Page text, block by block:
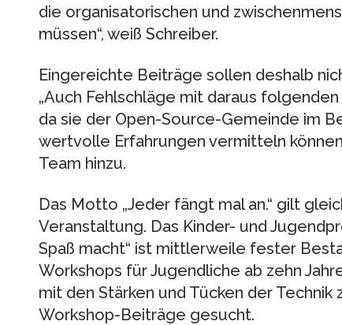
die organisatorischen und
müssen“, weiß Schreiber.
Eingereichte Beiträge sollen deshalb
„Auch Fehlschläge mit daraus
da sie der Open-Source-Gemeinde im
wertvolle Erfahrungen vermitteln
Team hinzu.
Das Motto „Jeder fängt mal an.“ gilt
Veranstaltung. Das Kinder- und
Spaß macht“ ist mittlerweile fester
Workshops für Jugendliche ab zehn
mit den Stärken und Tücken der
Workshop-Beiträge gesucht.